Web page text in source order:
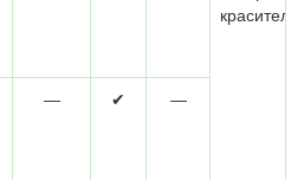
— ✔ —